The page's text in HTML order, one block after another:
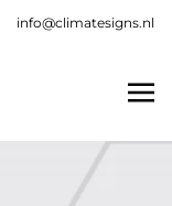
info@climatesigns.nl